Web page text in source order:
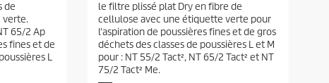
de
verte.
65/2 Ap
fines et de
L
a
c
t
u
e
0
s
u
r
5
é
le filtre plissé plat Dry en fibre de
cellulose avec une étiquette verte pour
l'aspiration de poussières fines et de gros
déchets des classes de poussières L et M
pour : NT 55/2 Tact², NT 65/2 Tact² et NT
75/2 Tact² Me.